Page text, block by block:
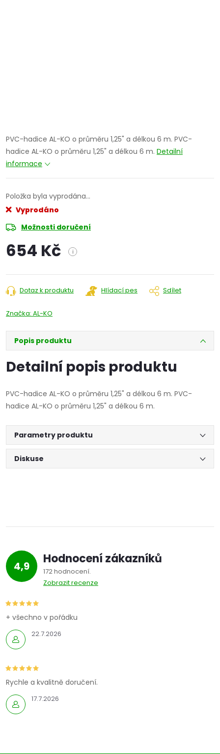
PVC-hadice AL-KO o průměru 1,25" a délkou 6 m. PVC-
hadice AL-KO o průměru 1,25" a délkou 6 m. Detailní
informace
Položka byla vyprodána…
Vyprodáno
Možnosti doručení
654 Kč i
cena:
Dotaz k produktu Hlídací pes Sdílet
Značka: AL-KO
Popis produktu
Detailní popis produktu
PVC-hadice AL-KO o průměru 1,25" a délkou 6 m. PVC-
hadice AL-KO o průměru 1,25" a délkou 6 m.
Parametry produktu
Diskuse
4,9 Hodnocení zákazníků
172 hodnocení
Zobrazit recenze
22.7.2026
+ všechno v pořádku
17.7.2026
Rychle a kvalitně doručení.